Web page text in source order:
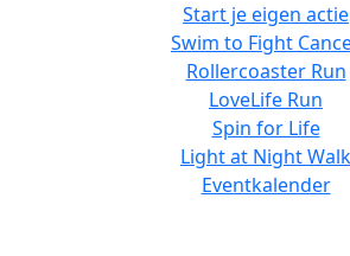
Start je eigen actie
Swim to Fight
Rollercoaster Run
LoveLife Run
Spin for Life
Light at Night Walk
Eventkalender